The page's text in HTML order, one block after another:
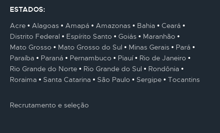
ESTADOS:
Acre
Alagoas Amapá Amazonas Bahia
Ceará
Distrito Federal
Espírito Santo Goiás
Maranhão
Mato Grosso
Mato Grosso do Sul Minas Gerais
Pará
Paraíba
Paraná Pernambuco Piauí
Rio de Janeiro
Rio Grande do Norte
Rio Grande do Sul
Rondônia
Roraima
Santa Catarina São Paulo Sergipe Tocantins
Recrutamento e seleção